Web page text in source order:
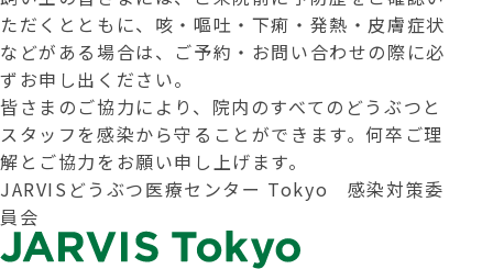
ただくとともに、咳・嘔吐・下痢・発熱・皮膚症状
などがある場合は、ご予約・お問い合わせの際に必
ずお申し出ください。
皆さまのご協力により、院内のすべてのどうぶつと
スタッフを感染から守ることができます。何卒ご理
解とご協力をお願い申し上げます。
JARVISどうぶつ医療センター Tokyo 感染対策委
員会